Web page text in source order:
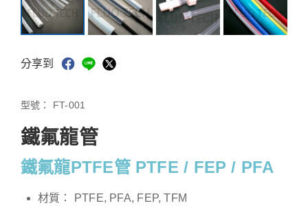
分享到
型號： FT-001
鐵氟龍管
鐵氟龍PTFE管 PTFE / FEP / PFA
材質： PTFE, PFA, FEP, TFM